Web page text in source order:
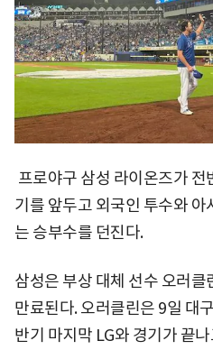
프로야구 삼성 라이온즈가
기를 앞두고 외국인 투수와
는 승부수를 던진다.
삼성은 부상 대체 선수 오러
만료된다. 오러클린은 9일 대
반기 마지막 LG와 경기가 끝